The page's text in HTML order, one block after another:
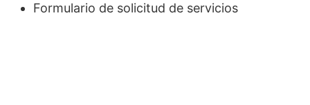
Formulario de solicitud de servicios